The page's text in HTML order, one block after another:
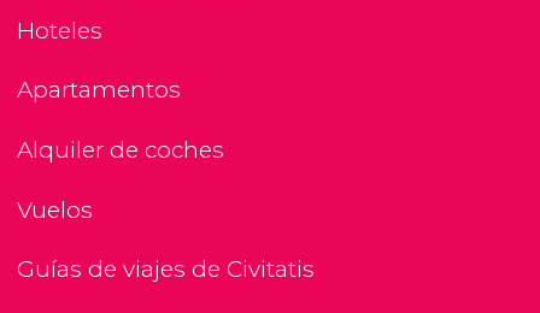
Hoteles
Apartamentos
Alquiler de coches
Vuelos
Guías de viajes de Civitatis